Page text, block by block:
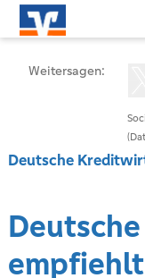
Weitersagen:
Deutsche